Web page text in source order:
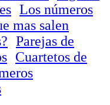
Los números
mas salen
Parejas de
Cuartetos de